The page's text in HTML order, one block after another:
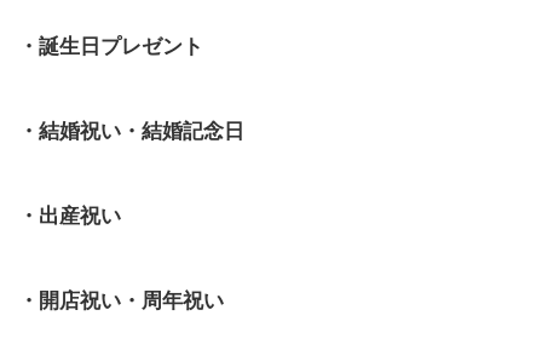
・誕生日プレゼント
・結婚祝い・結婚記念日
・出産祝い
・開店祝い・周年祝い